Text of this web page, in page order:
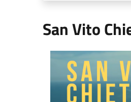
San Vito
Video Comune di San